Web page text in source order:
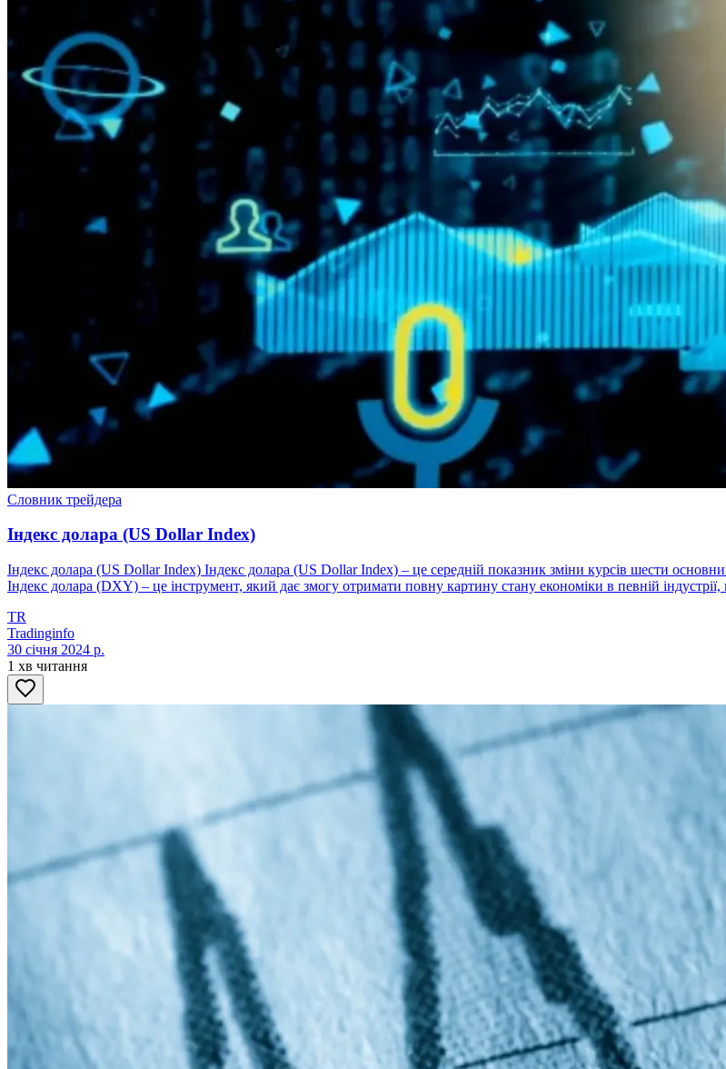
Словник трейдера
Індекс долара (US Dollar Index)
Індекс долара (US Dollar Index) Індекс долара (US Dollar Index) – це середній показник зміни курсів шести
Індекс долара (DXY) – це інструмент, який дає змогу отримати повну картину стану економіки в певній
TR
Tradinginfo
30 січня 2024 р.
1 хв читання